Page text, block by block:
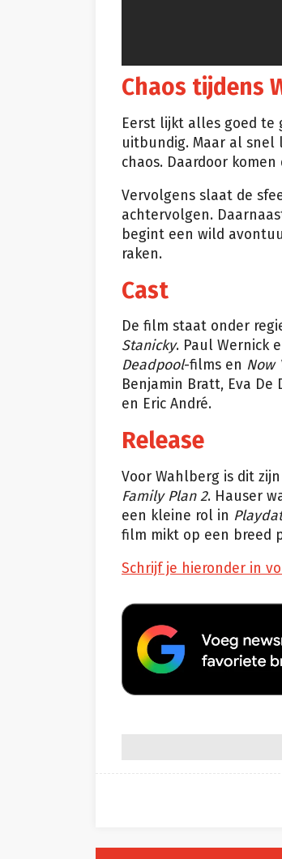
Chaos tijdens
Eerst lijkt alles goed te
uitbundig. Maar al snel
chaos. Daardoor
Vervolgens slaat de
achtervolgen.
begint een wild
raken.
Cast
De film staat onder
Stanicky. Paul Wernick
Deadpool-films en Now
Benjamin Bratt, Eva De
en Eric André.
Release
Voor Wahlberg is dit
Family Plan 2. Hauser
een kleine rol in
film mikt op een breed
Schrijf je hieronder in